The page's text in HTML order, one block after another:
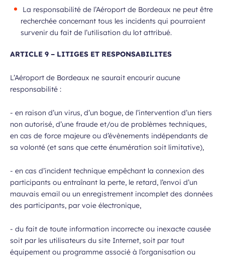
La responsabilité de l’Aéroport de Bordeaux ne peut être
recherchée concernant tous les incidents qui pourraient
survenir du fait de l’utilisation du lot attribué.
ARTICLE 9 – LITIGES ET RESPONSABILITES
L’Aéroport de Bordeaux ne saurait encourir aucune
responsabilité :
- en raison d’un virus, d’un bogue, de l’intervention d’un tiers
non autorisé, d’une fraude et/ou de problèmes techniques,
en cas de force majeure ou d’évènements indépendants de
sa volonté (et sans que cette énumération soit limitative),
- en cas d’incident technique empêchant la connexion des
participants ou entraînant la perte, le retard, l’envoi d’un
mauvais email ou un enregistrement incomplet des données
des participants, par voie électronique,
- du fait de toute information incorrecte ou inexacte causée
soit par les utilisateurs du site Internet, soit par tout
équipement ou programme associé à l’organisation ou